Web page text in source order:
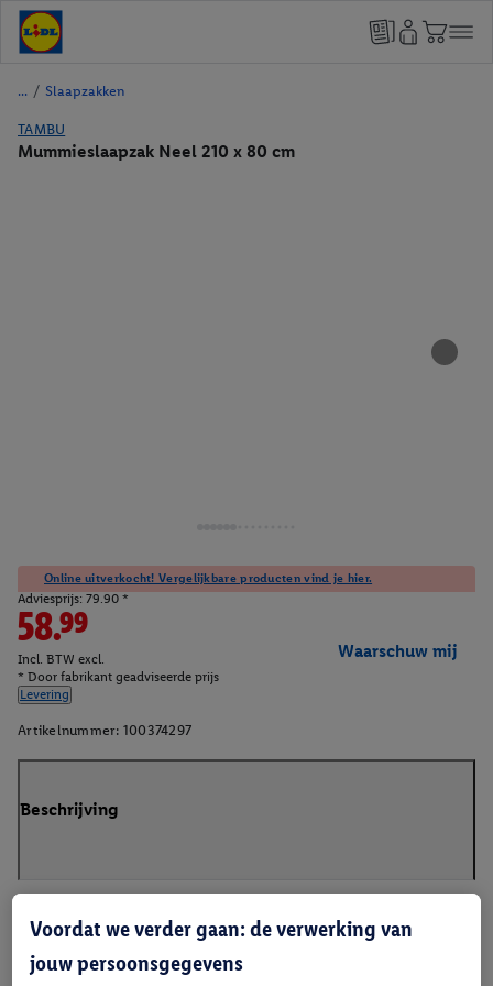
/ Slaapzakken
TAMBU
Mummieslaapzak Neel 210 x 80 cm
Online uitverkocht! Vergelijkbare producten vind je hier.
Adviesprijs: 79.90 *
58.99
Incl. BTW excl.
* Door fabrikant geadviseerde prijs
Levering
Waarschuw mij
Artikelnummer: 100374297
Beschrijving
Voordat we verder gaan: de verwerking van
jouw persoonsgegevens